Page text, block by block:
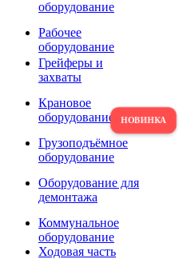
оборудование
Рабочее
оборудование
Грейферы и
захваты
Крановое
оборудование
Грузоподъёмное
оборудование
Оборудование для
демонтажа
Коммунальное
оборудование
Ходовая часть